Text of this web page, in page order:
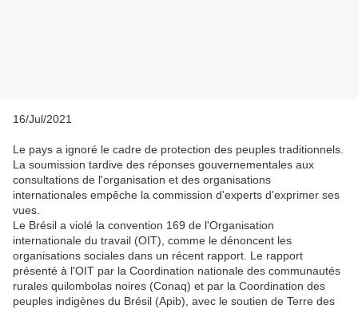
16/Jul/2021
Le pays a ignoré le cadre de protection des peuples traditionnels.
La soumission tardive des réponses gouvernementales aux
consultations de l'organisation et des organisations
internationales empêche la commission d'experts d'exprimer ses
vues.
Le Brésil a violé la convention 169 de l'Organisation
internationale du travail (OIT), comme le dénoncent les
organisations sociales dans un récent rapport. Le rapport
présenté à l'OIT par la Coordination nationale des communautés
rurales quilombolas noires (Conaq) et par la Coordination des
peuples indigènes du Brésil (Apib), avec le soutien de Terre des